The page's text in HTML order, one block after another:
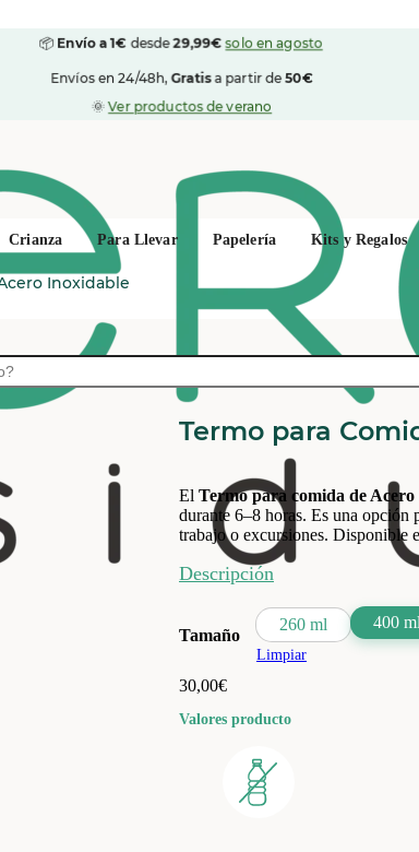
📦Envío a 1€ desde29,99€ solo en agosto
Envíos en 24/48h,Gratisa partir de50€
🌞Ver productos de verano
Crianza Para Llevar Papelería Kits y Regalos
Inoxidable
Termo para
El Termo para comida de
durante 6–8 horas. Es una opción
trabajo o excursiones. Disponible
Descripción
Tamaño
260 ml 400 ml
Limpiar
30,00€
Valores producto